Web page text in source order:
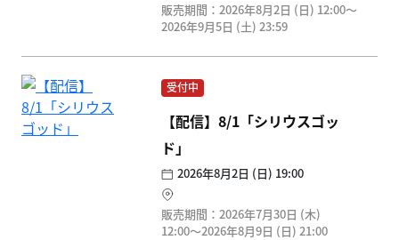
販売期間：2026年8月2日 (日) 12:00〜
2026年9月5日 (土) 23:59
受付中
【配信】8/1「シリウスゴッ
ド」
2026年8月2日 (日) 19:00
販売期間：2026年7月30日 (木)
12:00〜2026年8月9日 (日) 21:00